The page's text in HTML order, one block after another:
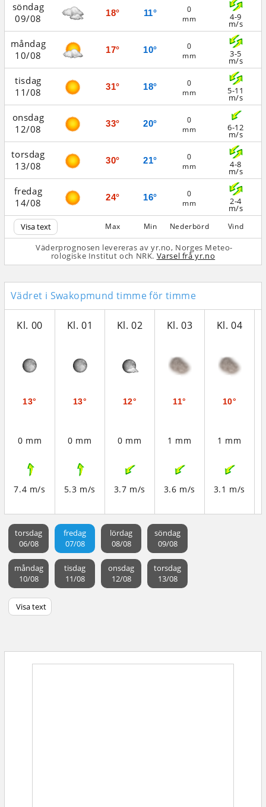
söndag
09/08
måndag
10/08
tisdag
11/08
onsdag
12/08
torsdag
13/08
fredag
14/08
Visa text
18°
17°
31°
33°
30°
24°
Max
11°
10°
18°
20°
21°
16°
Min
0
mm
0
mm
0
mm
0
mm
0
mm
0
mm
Nederbörd
4-9
m/s
3-5
m/s
5-11
m/s
6-12
m/s
4-8
m/s
2-4
m/s
Vind
Väderprognosen levereras av yr.no, Norges Meteo­
rologiske Institut och NRK. Varsel frå yr.no
Vädret i Swakopmund timme för timme
torsdag
06/08
fredag
07/08
Kl. 00
13°
0 mm
7.4 m/s
Kl. 01
13°
0 mm
5.3 m/s
Kl. 02
12°
0 mm
3.7 m/s
Kl. 03
11°
1 mm
3.6 m/s
Kl. 04
10°
1 mm
3.1 m/s
lördag
08/08
söndag
09/08
måndag
10/08
tisdag
11/08
onsdag
12/08
torsdag
13/08
Visa text